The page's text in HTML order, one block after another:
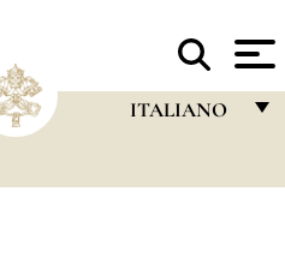
ITALIANO